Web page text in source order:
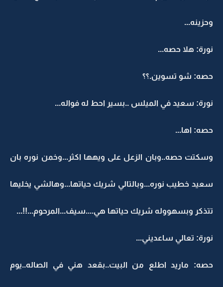
وحزينه...
نورة: هلا حصه...
حصه: شو تسوين.؟؟
نورة: سعيد في الميلس ..بسير احط له فواله...
حصه: اها...
وسكتت حصه..وبان الزعل على ويهها اكثر...وخمن نوره بان
سعيد خطيب نوره...وبالتالي شريك حياتها...وهالشي يخليها
تتذكر وبسهووله شريك حياتها هي....سيف...المرحوم...!!...
نورة: تعالي ساعديني...
حصه: ماريد اطلع من البيت..بقعد هني في الصاله..يوم